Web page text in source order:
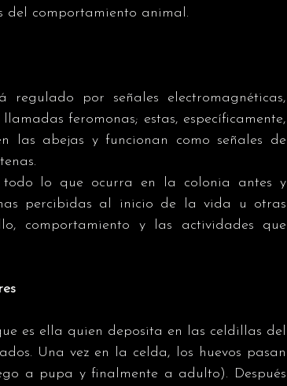
del comportamiento animal.
por señales electromagnéticas,
feromonas; estas, específicamente,
las abejas y funcionan como señales de
todo lo que ocurra en la colonia antes y
percibidas al inicio de la vida u otras
comportamiento y las actividades que
es ella quien deposita en las celdillas del
Una vez en la celda, los huevos pasan
a pupa y finalmente a adulto). Después